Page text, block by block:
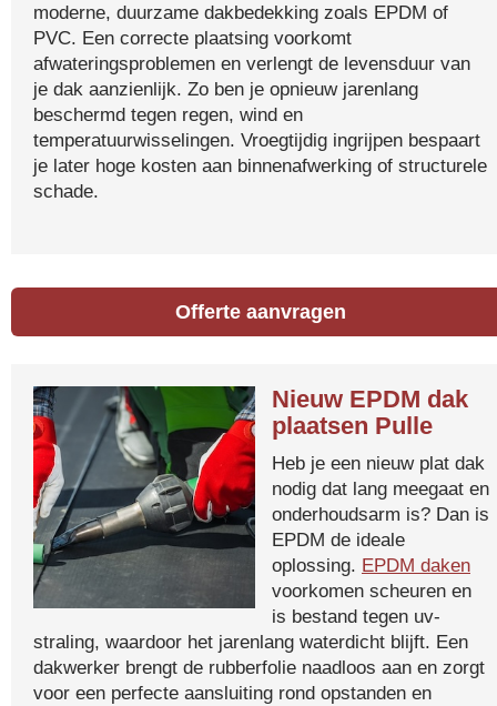
moderne, duurzame dakbedekking zoals EPDM of
PVC. Een correcte plaatsing voorkomt
afwateringsproblemen en verlengt de levensduur van
je dak aanzienlijk. Zo ben je opnieuw jarenlang
beschermd tegen regen, wind en
temperatuurwisselingen. Vroegtijdig ingrijpen bespaart
je later hoge kosten aan binnenafwerking of structurele
schade.
Offerte aanvragen
Nieuw EPDM dak
plaatsen Pulle
Heb je een nieuw plat dak
nodig dat lang meegaat en
onderhoudsarm is? Dan is
EPDM de ideale
oplossing. EPDM daken
voorkomen scheuren en
is bestand tegen uv-
straling, waardoor het jarenlang waterdicht blijft. Een
dakwerker brengt de rubberfolie naadloos aan en zorgt
voor een perfecte aansluiting rond opstanden en